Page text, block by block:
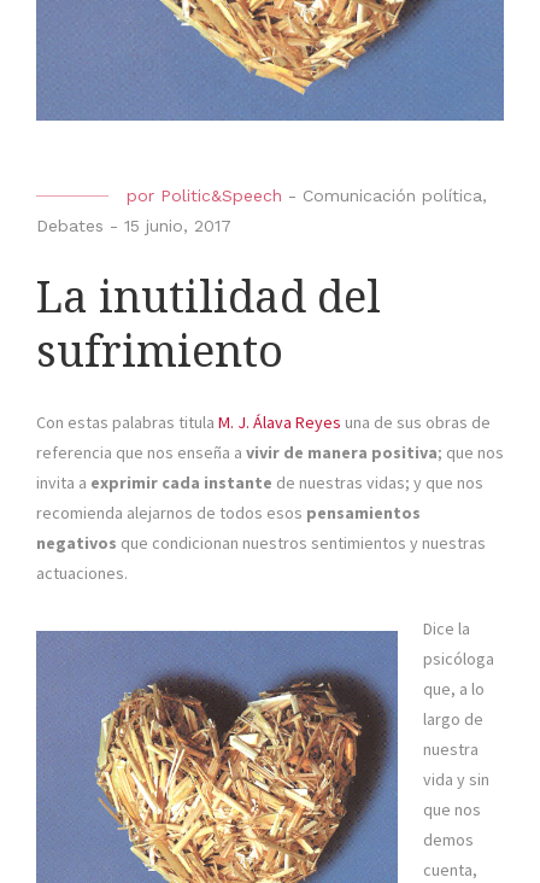
por Politic&Speech - Comunicación política,
Debates - 15 junio, 2017
La inutilidad del
sufrimiento
Con estas palabras titula M. J. Álava Reyes una de sus obras de
referencia que nos enseña a vivir de manera positiva; que nos
invita a exprimir cada instante de nuestras vidas; y que nos
recomienda alejarnos de todos esos pensamientos
negativos que condicionan nuestros sentimientos y nuestras
actuaciones.
Dice la
psicóloga
que, a lo
largo de
nuestra
vida y sin
que nos
demos
cuenta,